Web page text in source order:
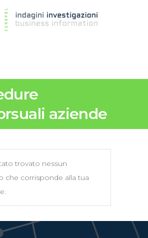
aziende
trovato nessun
che corrisponde alla tua